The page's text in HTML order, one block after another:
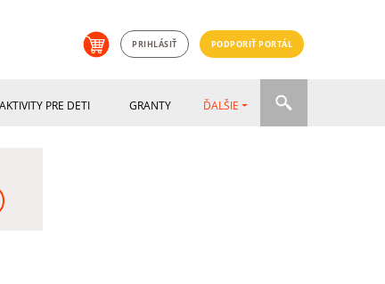
PRIHLÁSIŤ PODPORIŤ PORTÁL
AKTIVITY PRE DETI GRANTY ĎALŠIE